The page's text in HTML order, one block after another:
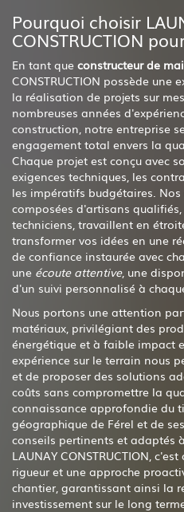
Pourquoi choisir
CONSTRUCTION
En tant que constructeur de
CONSTRUCTION possède
la réalisation de projets sur
nombreuses années
construction, notre entreprise
engagement total envers la
Chaque projet est conçu avec
exigences techniques, les
les impératifs budgétaires.
composées d'artisans
techniciens, travaillent en
transformer vos idées en une
de confiance instaurée avec
une écoute attentive, une
d'un suivi personnalisé à
Nous portons une attention
matériaux, privilégiant des
énergétique et à faible impact
expérience sur le terrain nous
et de proposer des solutions
coûts sans compromettre la
connaissance approfondie du
géographique de Férel et de
conseils pertinents et adaptés
LAUNAY CONSTRUCTION,
rigueur et une approche
chantier, garantissant ainsi la
investissement sur le long